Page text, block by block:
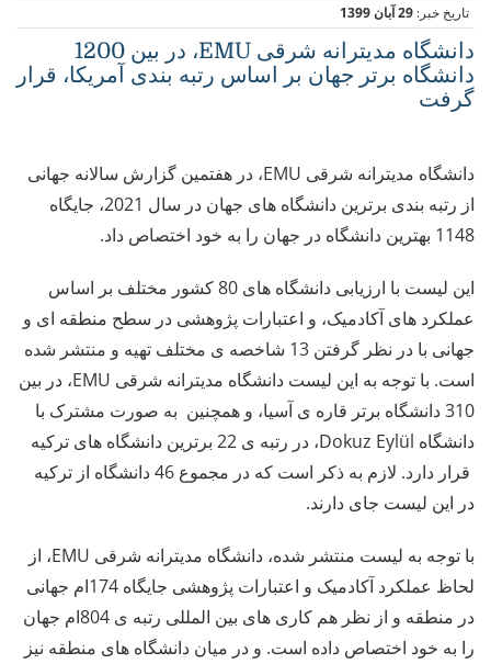
تاریخ خبر: 29 آبان 1399
دانشگاه مدیترانه شرقی EMU، در بین 1200
دانشگاه برتر جهان بر اساس رتبه بندی آمریکا، قرار
گرفت
دانشگاه مدیترانه شرقی EMU، در هفتمین گزارش سالانه جهانی
از رتبه بندی برترین دانشگاه های جهان در سال 2021، جایگاه
1148 بهترین دانشگاه در جهان را به خود اختصاص داد.
این لیست با ارزیابی دانشگاه های 80 کشور مختلف بر اساس
عملکرد های آکادمیک، و اعتبارات پژوهشی در سطح منطقه ای و
جهانی با در نظر گرفتن 13 شاخصه ی مختلف تهیه و منتشر شده
است. با توجه به این لیست دانشگاه مدیترانه شرقی EMU، در بین
310 دانشگاه برتر قاره ی آسیا، و همچنین به صورت مشترک با
دانشگاه Dokuz Eylül، در رتبه ی 22 برترین دانشگاه های ترکیه
قرار دارد. لازم به ذکر است که در مجموع 46 دانشگاه از ترکیه
در این لیست جای دارند.
با توجه به لیست منتشر شده، دانشگاه مدیترانه شرقی EMU، از
لحاظ عملکرد آکادمیک و اعتبارات پژوهشی جایگاه 174ام جهانی
در منطقه و از نظر هم کاری های بین المللی رتبه ی 804ام جهان
را به خود اختصاص داده است. و در میان دانشگاه های منطقه نیز